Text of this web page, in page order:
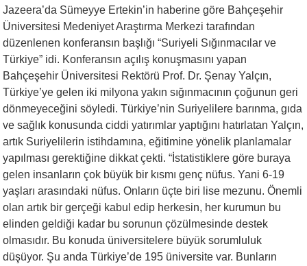
Jazeera’da Sümeyye Ertekin’in haberine göre Bahçeşehir
Üniversitesi Medeniyet Araştırma Merkezi tarafından
düzenlenen konferansın başlığı “Suriyeli Sığınmacılar ve
Türkiye” idi. Konferansın açılış konuşmasını yapan
Bahçeşehir Üniversitesi Rektörü Prof. Dr. Şenay Yalçın,
Türkiye’ye gelen iki milyona yakın sığınmacının çoğunun geri
dönmeyeceğini söyledi. Türkiye’nin Suriyelilere barınma, gıda
ve sağlık konusunda ciddi yatırımlar yaptığını hatırlatan Yalçın,
artık Suriyelilerin istihdamına, eğitimine yönelik planlamalar
yapılması gerektiğine dikkat çekti. “İstatistiklere göre buraya
gelen insanların çok büyük bir kısmı genç nüfus. Yani 6-19
yaşları arasındaki nüfus. Onların üçte biri lise mezunu. Önemli
olan artık bir gerçeği kabul edip herkesin, her kurumun bu
elinden geldiği kadar bu sorunun çözülmesinde destek
olmasıdır. Bu konuda üniversitelere büyük sorumluluk
düşüyor. Şu anda Türkiye’de 195 üniversite var. Bunların